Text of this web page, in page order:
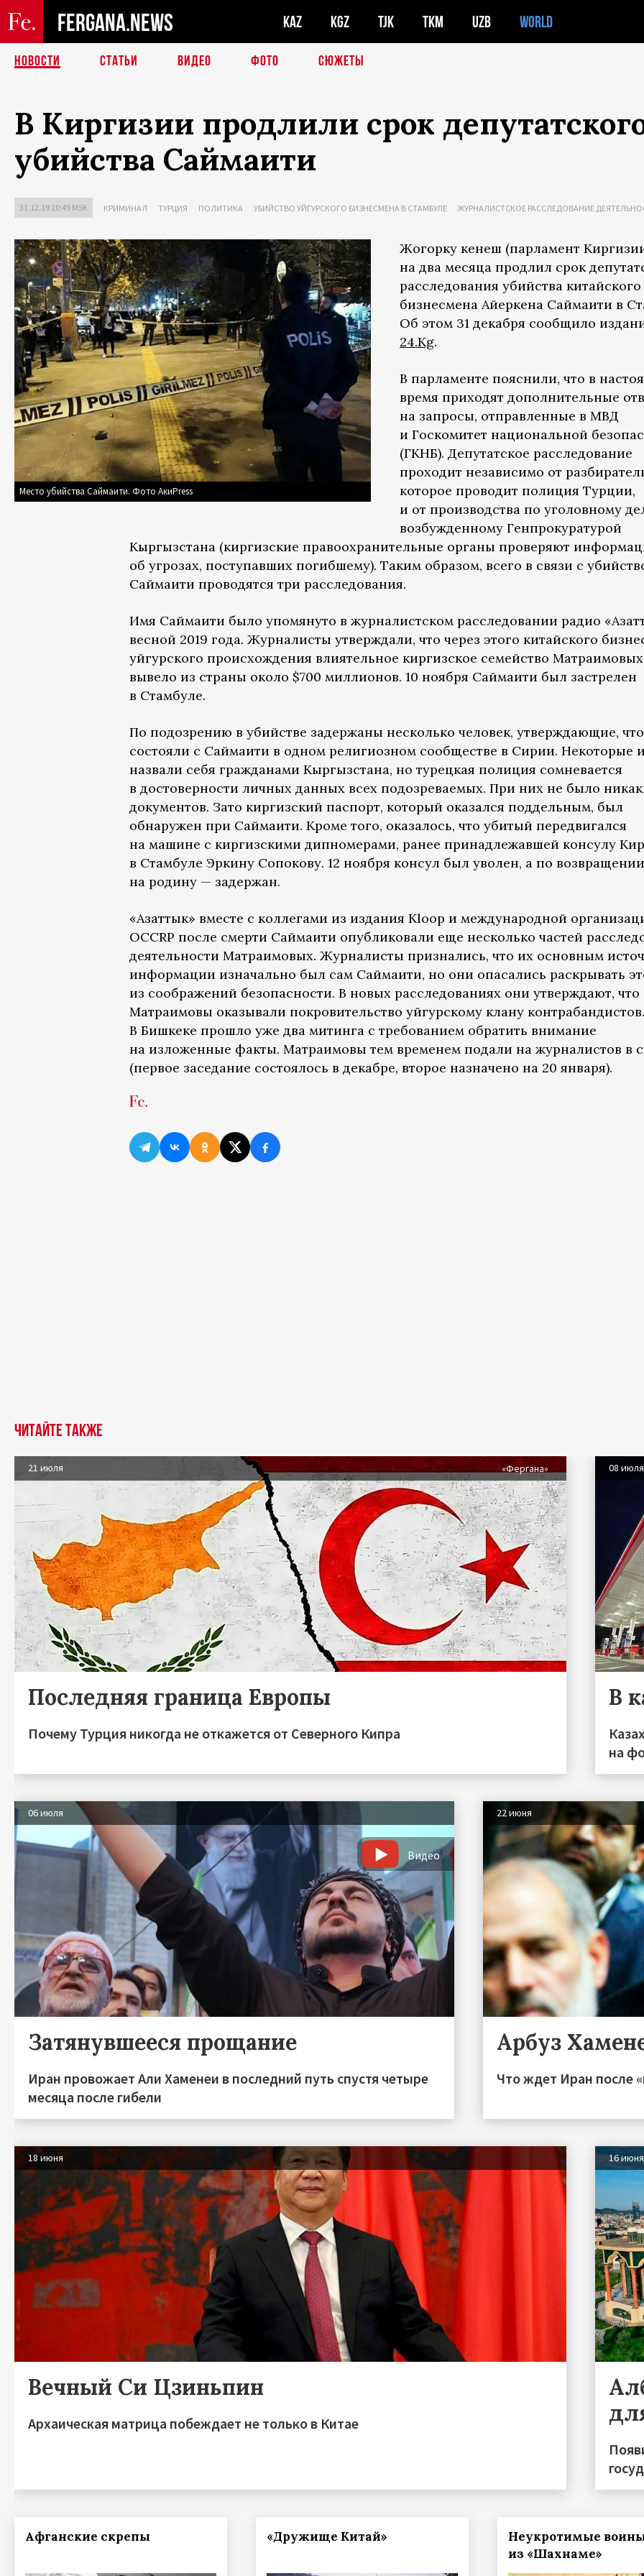
FERGANA.NEWS KAZ KGZ TJK TKM UZB WORLD
НОВОСТИ СТАТЬИ ВИДЕО ФОТО СЮЖЕТЫ
В Киргизии продлили срок
убийства Саймаити
31.12.19 10:49 MSK КРИМИНАЛ ТУРЦИЯ ПОЛИТИКА УБИЙСТВО УЙГУРСКОГО БИЗНЕСМЕНА В СТАМБУЛЕ ЖУРНАЛИСТСКОЕ РАССЛЕДОВАНИЕ
Место убийства Саймаити. Фото АкиPress
Жогорку кенеш (парламент
на два месяца продлил срок
расследования убийства китайского
бизнесмена Айеркена Саймаити в
Об этом 31 декабря сообщило
24.Kg.
В парламенте пояснили, что в
время приходят дополнительные
на запросы, отправленные в МВД
и Госкомитет национальной
(ГКНБ). Депутатское расследование
проходит независимо от
которое проводит полиция Турции,
и от производства по уголовному
возбужденному Генпрокуратурой
Кыргызстана (киргизские правоохранительные органы проверяют
об угрозах, поступавших погибшему). Таким образом, всего в связи с
Саймаити проводятся три расследования.
Имя Саймаити было упомянуто в журналистском расследовании радио
весной 2019 года. Журналисты утверждали, что через этого китайского
уйгурского происхождения влиятельное киргизское семейство Матраимовых
вывело из страны около $700 миллионов. 10 ноября Саймаити был застрелен
в Стамбуле.
По подозрению в убийстве задержаны несколько человек, утверждающие, что
состояли с Саймаити в одном религиозном сообществе в Сирии. Некоторые
назвали себя гражданами Кыргызстана, но турецкая полиция сомневается
в достоверности личных данных всех подозреваемых. При них не было
документов. Зато киргизский паспорт, который оказался поддельным, был
обнаружен при Саймаити. Кроме того, оказалось, что убитый передвигался
на машине с киргизскими дипномерами, ранее принадлежавшей консулу
в Стамбуле Эркину Сопокову. 12 ноября консул был уволен, а по возвращении
на родину — задержан.
«Азаттык» вместе с коллегами из издания Kloop и международной
OCCRP после смерти Саймаити опубликовали еще несколько частей
деятельности Матраимовых. Журналисты признались, что их основным
информации изначально был сам Саймаити, но они опасались раскрывать
из соображений безопасности. В новых расследованиях они утверждают, что
Матраимовы оказывали покровительство уйгурскому клану контрабандистов.
В Бишкеке прошло уже два митинга с требованием обратить внимание
на изложенные факты. Матраимовы тем временем подали на журналистов в
(первое заседание состоялось в декабре, второе назначено на 20 января).
Читайте также
21 июля «Фергана»
Последняя граница Европы
Почему Турция никогда не откажется от Северного Кипра
08 июля
В
на
06 июля
Видео
Затянувшееся прощание
Иран провожает Али Хаменеи в последний путь спустя четыре
месяца после гибели
22 июня
Арбуз
Что ждет Иран после
18 июня
Вечный Си Цзиньпин
Архаическая матрица побеждает не только в Китае
16 июня
Афганские скрепы «Дружище Китай»
Неукротимые
из «Шахнаме»